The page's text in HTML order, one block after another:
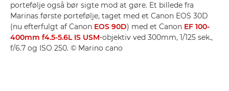
portefølje også bør sigte mod at gøre. Et billede fra
Marinas første portefølje, taget med et Canon EOS 30D
(nu efterfulgt af Canon EOS 90D) med et Canon EF 100-
400mm f4.5-5.6L IS USM-objektiv ved 300mm, 1/125 sek.,
f/6.7 og ISO 250. © Marino cano